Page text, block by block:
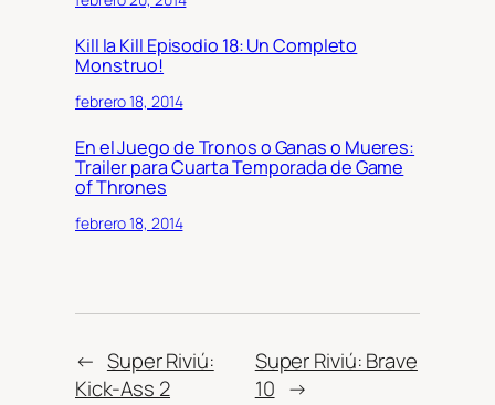
Kill la Kill Episodio 18: Un Completo
Monstruo!
febrero 18, 2014
En el Juego de Tronos o Ganas o Mueres:
Trailer para Cuarta Temporada de Game
of Thrones
febrero 18, 2014
← Super Riviú:
Kick-Ass 2
Super Riviú: Brave
10 →